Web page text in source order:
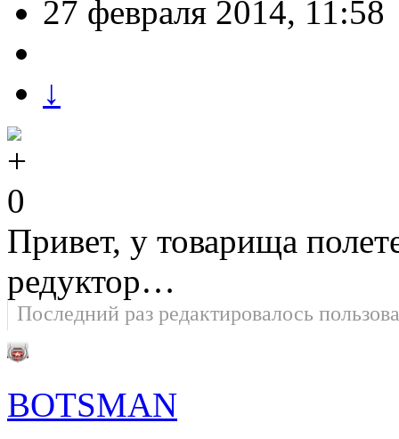
27 февраля 2014, 11:58
↓
0
Привет, у товарища
редуктор…
Последний раз редактировалось
BOTSMAN